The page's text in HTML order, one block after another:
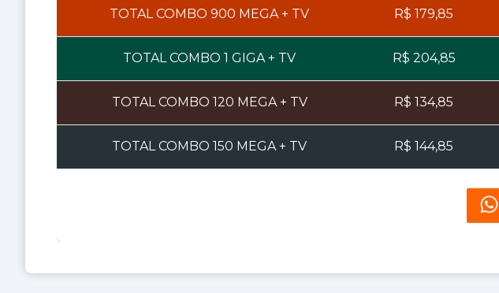
TOTAL COMBO 900 MEGA+ TV R$ 179,85
TOTAL COMBO 1 GIGA+ TV R$ 204,85
TOTAL COMBO 120 MEGA+ TV R$ 134,85
TOTAL COMBO 150 MEGA+ TV R$ 144,85